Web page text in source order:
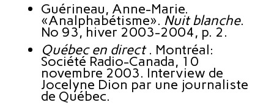
Guérineau, Anne-Marie.
«Analphabétisme». Nuit blanche.
No 93, hiver 2003-2004, p. 2.
Québec en direct. Montréal:
Société Radio-Canada, 10
novembre 2003. Interview de
Jocelyne Dion par une journaliste
de Québec.